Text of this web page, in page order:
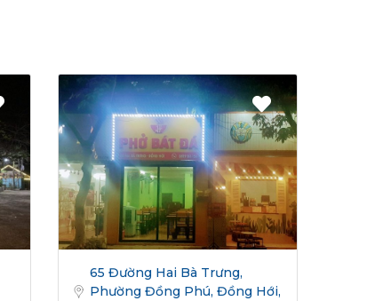
65 Đường Hai Bà Trưng,
Phường Đồng Phú, Đồng Hới,